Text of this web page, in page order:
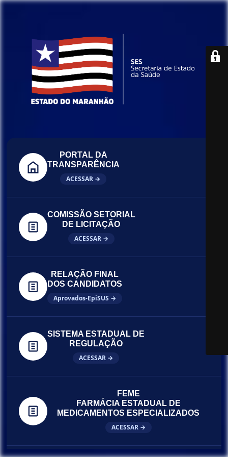
PORTAL DA
TRANSPARÊNCIA
ACESSAR →
COMISSÃO SETORIAL
DE LICITAÇÃO
ACESSAR →
RELAÇÃO FINAL
DOS CANDIDATOS
Aprovados-EpiSUS →
SISTEMA ESTADUAL DE
REGULAÇÃO
ACESSAR →
FEME
FARMÁCIA ESTADUAL DE
MEDICAMENTOS ESPECIALIZADOS
ACESSAR →